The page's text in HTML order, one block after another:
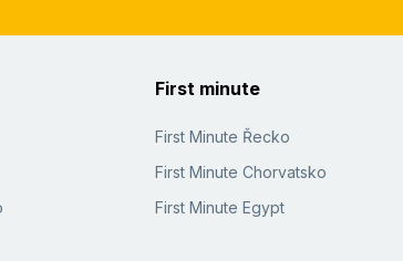
First minute
First Minute Řecko
First Minute Chorvatsko
First Minute Egypt